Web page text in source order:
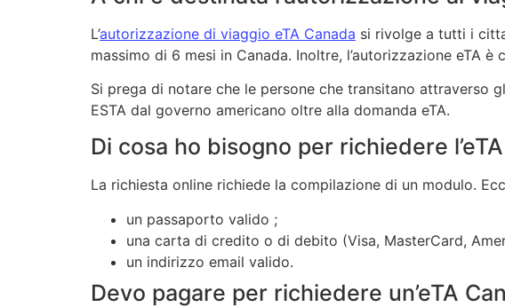
L’autorizzazione di viaggio eTA Canada si rivolge a tutti i
massimo di 6 mesi in Canada. Inoltre, l’autorizzazione
Si prega di notare che le persone che transitano attraverso
ESTA dal governo americano oltre alla domanda eTA.
Di cosa ho bisogno per richiedere
La richiesta online richiede la compilazione di un modulo.
un passaporto valido ;
una carta di credito o di debito (Visa, MasterCard,
un indirizzo email valido.
Devo pagare per richiedere un’eTA